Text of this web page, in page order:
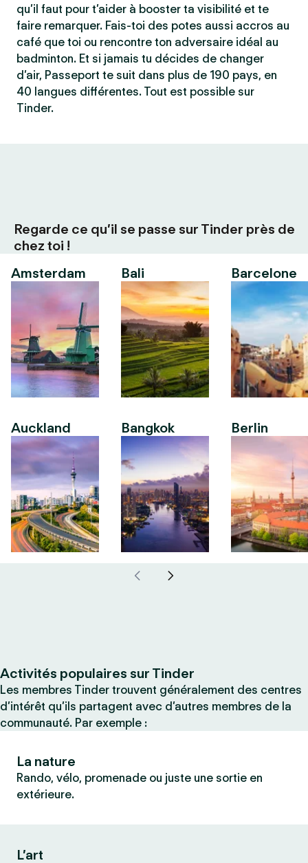
qu’il faut pour t’aider à booster ta visibilité et te
faire remarquer. Fais-toi des potes aussi accros au
café que toi ou rencontre ton adversaire idéal au
badminton. Et si jamais tu décides de changer
d’air, Passeport te suit dans plus de 190 pays, en
40 langues différentes. Tout est possible sur
Tinder.
Regarde ce qu’il se passe sur Tinder près de
chez toi !
Amsterdam
Auckland
Bali
Bangkok
Barcelone
Berlin
Activités populaires sur Tinder
Les membres Tinder trouvent généralement des centres
d’intérêt qu’ils partagent avec d’autres membres de la
communauté. Par exemple :
La nature
Rando, vélo, promenade ou juste une sortie en
extérieure.
L’art